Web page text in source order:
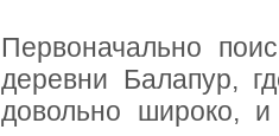
Первоначально
деревни Балапур,
довольно широко,